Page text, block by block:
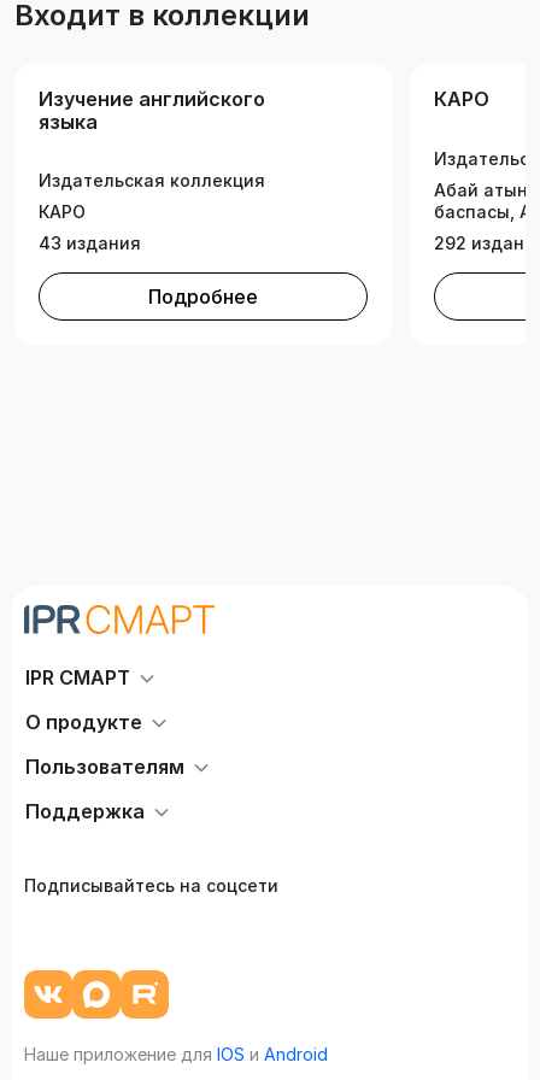
написанию сочинения, вы сумеете его создать,
подумать. Итак, смелее вперед!
Входит в коллекции
Изучение английского
языка
Издательская коллекция
КАРО
43 издания
Подробнее
КАРО
Абай
баспасы,
292
IPR СМАРТ
О продукте
Пользователям
Поддержка
Подписывайтесь на соцсети
Наше приложение для IOS и Android